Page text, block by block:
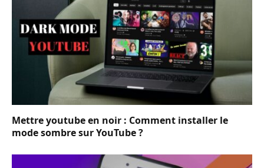
Mettre youtube en noir : Comment installer le
mode sombre sur YouTube ?